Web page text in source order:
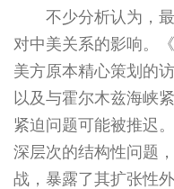
不少分析认为，
对中美关系的影响。
美方原本精心策划的
以及与霍尔木兹海峡
紧迫问题可能被推迟
深层次的结构性问题
战，暴露了其扩张性